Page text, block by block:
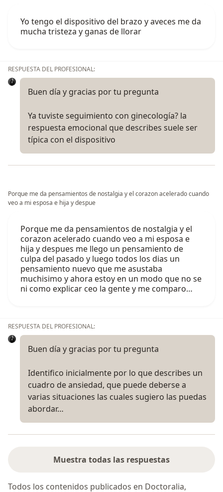
Yo tengo el dispositivo del brazo y aveces me da
mucha tristeza y ganas de llorar
RESPUESTA DEL PROFESIONAL:
Buen día y gracias por tu pregunta
Ya tuviste seguimiento con ginecología? la
respuesta emocional que describes suele ser
típica con el dispositivo
Porque me da pensamientos de nostalgia y el corazon acelerado cuando
veo a mi esposa e hija y despue
Porque me da pensamientos de nostalgia y el
corazon acelerado cuando veo a mi esposa e
hija y despues me llego un pensamiento de
culpa del pasado y luego todos los dias un
pensamiento nuevo que me asustaba
muchisimo y ahora estoy en un modo que no se
ni como explicar ceo la gente y me comparo…
RESPUESTA DEL PROFESIONAL:
Buen día y gracias por tu pregunta
Identifico inicialmente por lo que describes un
cuadro de ansiedad, que puede deberse a
varias situaciones las cuales sugiero las puedas
abordar…
Muestra todas las respuestas
Todos los contenidos publicados en Doctoralia,